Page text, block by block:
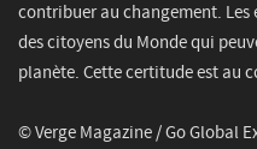
contribuer au changement.
des citoyens du Monde qui
planète. Cette certitude est au
© Verge Magazine / Go Global